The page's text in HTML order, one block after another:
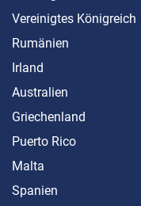
Vereinigtes Königreich
Rumänien
Irland
Australien
Griechenland
Puerto Rico
Malta
Spanien